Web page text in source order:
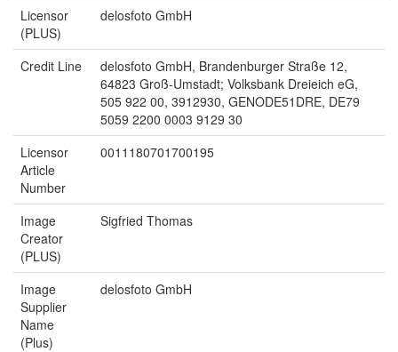
Licensor
(PLUS)
delosfoto GmbH
Credit Line
delosfoto GmbH, Brandenburger Straße 12,
64823 Groß-Umstadt; Volksbank Dreieich eG,
505 922 00, 3912930, GENODE51DRE, DE79
5059 2200 0003 9129 30
Licensor
Article
Number
0011180701700195
Image
Creator
(PLUS)
Sigfried Thomas
Image
Supplier
Name
(Plus)
delosfoto GmbH